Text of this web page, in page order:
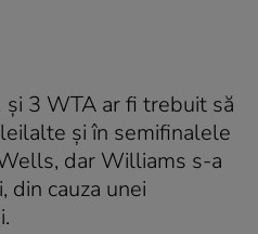
3 WTA ar fi trebuit să
şi în semifinalele
dar Williams s-a
din cauza unei